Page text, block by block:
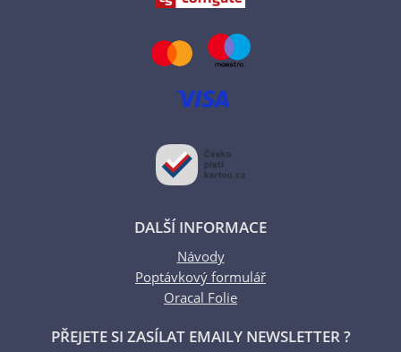
DALŠÍ INFORMACE
Návody
Poptávkový formulář
Oracal Folie
PŘEJETE SI ZASÍLAT EMAILY NEWSLETTER ?